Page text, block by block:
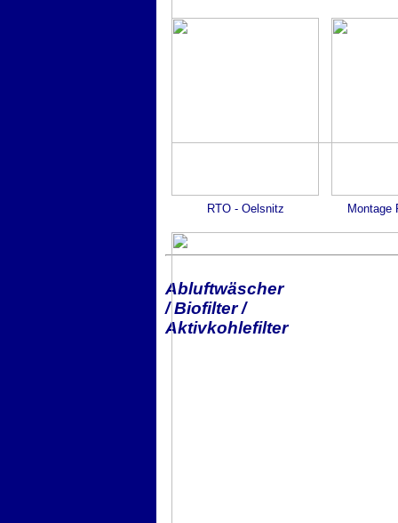
RTO - Oelsnitz Montage
Abluftwäscher
/ Biofilter /
Aktivkohlefilter